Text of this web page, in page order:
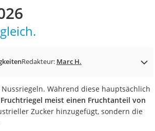
Kapseln
Essig
bio
Redakteur: Marc H.
Während diese hauptsächlich
Fruchtriegel meist einen Fruchtanteil von
Zucker hinzugefügt, sondern die